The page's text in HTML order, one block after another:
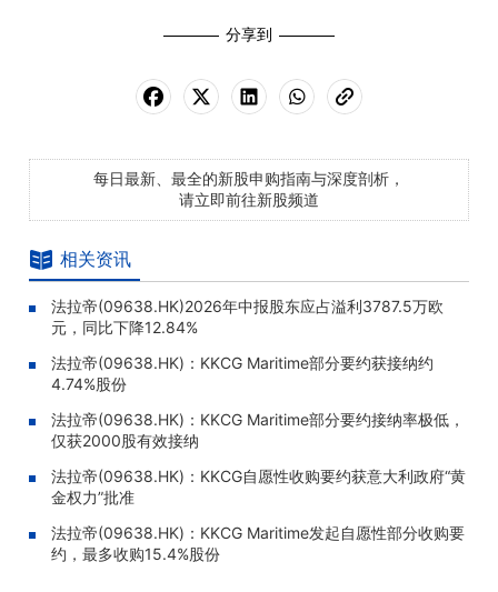
分享到
每日最新、最全的新股申购指南与深度剖析，
请立即前往新股频道
相关资讯
法拉帝(09638.HK)2026年中报股东应占溢利3787.5万欧
元，同比下降12.84%
法拉帝(09638.HK)：KKCG Maritime部分要约获接纳约
4.74%股份
法拉帝(09638.HK)：KKCG Maritime部分要约接纳率极低，
仅获2000股有效接纳
法拉帝(09638.HK)：KKCG自愿性收购要约获意大利政府“黄
金权力”批准
法拉帝(09638.HK)：KKCG Maritime发起自愿性部分收购要
约，最多收购15.4%股份